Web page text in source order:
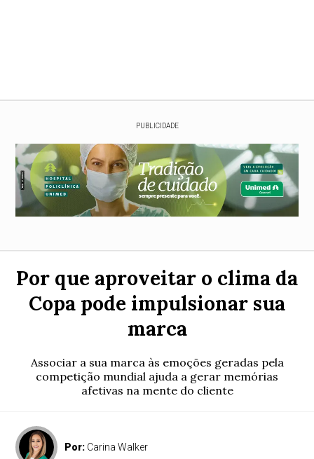
PUBLICIDADE
Por que aproveitar o clima da
Copa pode impulsionar sua
marca
Associar a sua marca às emoções geradas pela
competição mundial ajuda a gerar memórias
afetivas na mente do cliente
Por: Carina Walker